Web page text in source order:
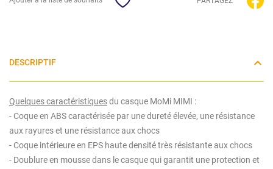
DESCRIPTIF
Quelques caractéristiquesdu casque MoMi MIMI :
- Coque en ABS caractérisée par une dureté élevée, une résistance
aux rayures et une résistance aux chocs
- Coque intérieure en EPS haute densité très résistante aux chocs
- Doublure en mousse dans le casque qui garantit une protection et